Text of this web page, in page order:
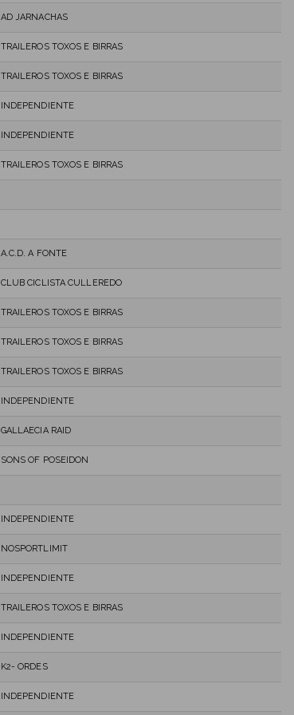
AD JARNACHAS
TRAILEROS TOXOS E BIRRAS
TRAILEROS TOXOS E BIRRAS
INDEPENDIENTE
INDEPENDIENTE
TRAILEROS TOXOS E BIRRAS
A.C.D. A FONTE
CLUB CICLISTA CULLEREDO
TRAILEROS TOXOS E BIRRAS
TRAILEROS TOXOS E BIRRAS
TRAILEROS TOXOS E BIRRAS
INDEPENDIENTE
GALLAECIA RAID
SONS OF POSEIDON
INDEPENDIENTE
NOSPORTLIMIT
INDEPENDIENTE
TRAILEROS TOXOS E BIRRAS
INDEPENDIENTE
K2- ORDES
INDEPENDIENTE